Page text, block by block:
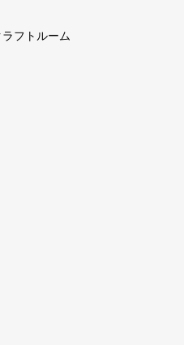
フトルーム